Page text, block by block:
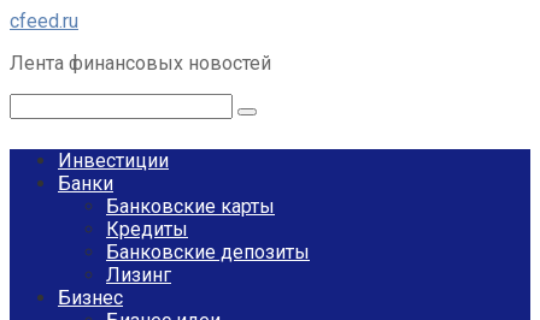
Перейти
контенту
cfeed.ru
Лента финансовых новостей
Инвестиции
Банки
Банковские карты
Кредиты
Банковские депозиты
Лизинг
Бизнес